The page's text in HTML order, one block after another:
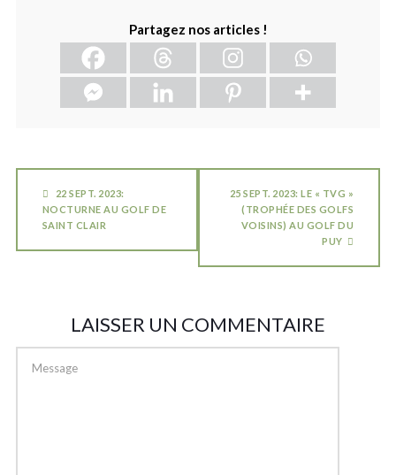
Partagez nos articles !
22 SEPT. 2023:
NOCTURNE AU GOLF DE
SAINT CLAIR
25 SEPT. 2023: LE « TVG »
(TROPHÉE DES GOLFS
VOISINS) AU GOLF DU
PUY
LAISSER UN COMMENTAIRE